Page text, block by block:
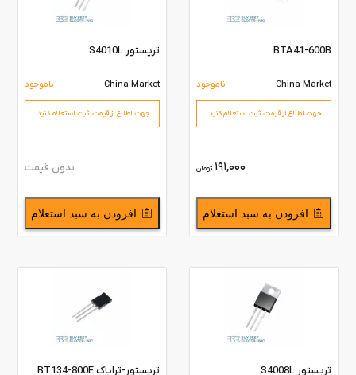
BTA41-600B
China Market ناموجود
جهت اطلاع از قیمت،‌ ثبت استعلام کنید.
191,000 تومان
افزودن به سبد استعلام
تریستور S4010L
China Market ناموجود
جهت اطلاع از قیمت،‌ ثبت استعلام کنید.
بدون قیمت
افزودن به سبد استعلام
تریستور S4008L تریستور-ترایاک BT134-800E